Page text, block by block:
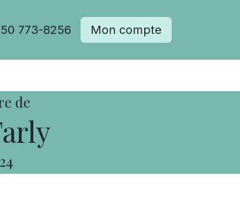
773-8256 Mon compte
de